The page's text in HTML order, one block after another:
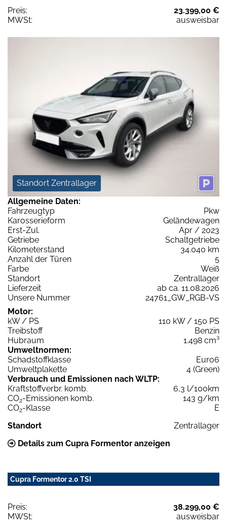
Preis:
23.399,00 €
MWSt:
ausweisbar
Standort Zentrallager
Allgemeine Daten:
Fahrzeugtyp
Pkw
Karosserieform
Geländewagen
Erst-Zul.
Apr / 2023
Getriebe
Schaltgetriebe
Kilometerstand
34.040 km
Anzahl der Türen
5
Farbe
Weiß
Standort
Zentrallager
Lieferzeit
ab ca. 11.08.2026
Unsere Nummer
24761_GW_RGB-VS
Motor:
kW / PS
110 kW / 150 PS
Treibstoff
Benzin
Hubraum
1.498 cm³
Umweltnormen:
Schadstoffklasse
Euro6
Umweltplakette
4 (Green)
Verbrauch und Emissionen nach WLTP:
Kraftstoffverbr. komb.
6,3 l/100km
CO2-Emissionen komb.
143 g/km
CO2-Klasse
E
Standort
Zentrallager
Details zum Cupra Formentor anzeigen
Cupra Formentor 2.0 TSI
Preis:
38.299,00 €
MWSt:
ausweisbar